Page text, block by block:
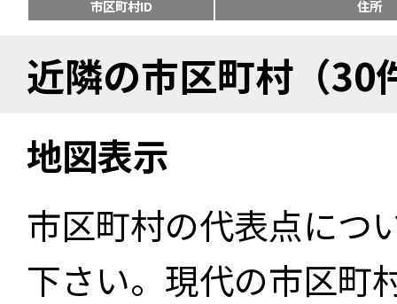
市区町村ID
住所
近隣の市区町村（30
地図表示
市区町村の代表点につ
下さい。現代の市区町